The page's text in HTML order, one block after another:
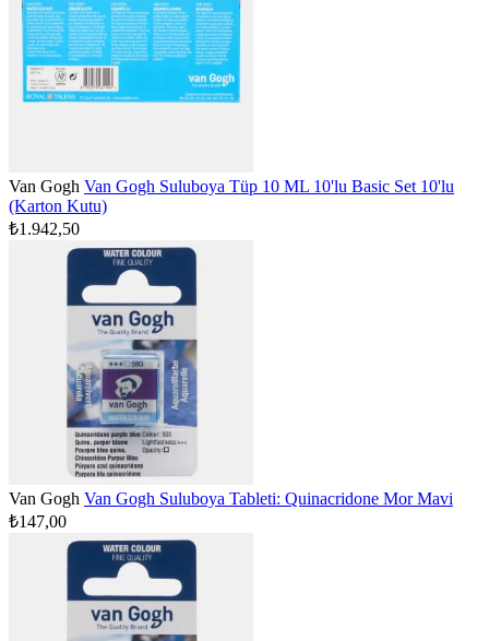
Van Gogh Van Gogh Suluboya Tüp 10 ML 10'lu Basic Set 10'lu
(Karton Kutu)
₺1.942,50
Van Gogh Van Gogh Suluboya Tableti: Quinacridone Mor Mavi
₺147,00